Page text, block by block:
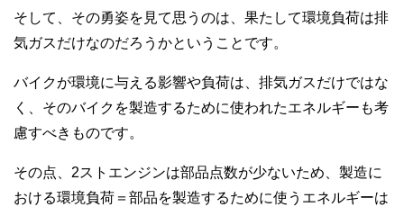
そして、その勇姿を見て思うのは、果たして環境負荷は排
気ガスだけなのだろうかということです。
バイクが環境に与える影響や負荷は、排気ガスだけではな
く、そのバイクを製造するために使われたエネルギーも考
慮すべきものです。
その点、2ストエンジンは部品点数が少ないため、製造に
おける環境負荷＝部品を製造するために使うエネルギーは